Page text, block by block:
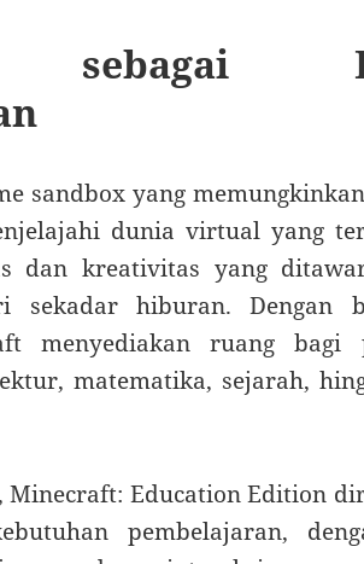
sebagai
sandbox yang
dunia virtual yang
dan kreativitas yang
hiburan. Dengan
menyediakan ruang bagi
matematika, sejarah,
Education Edition
pembelajaran,